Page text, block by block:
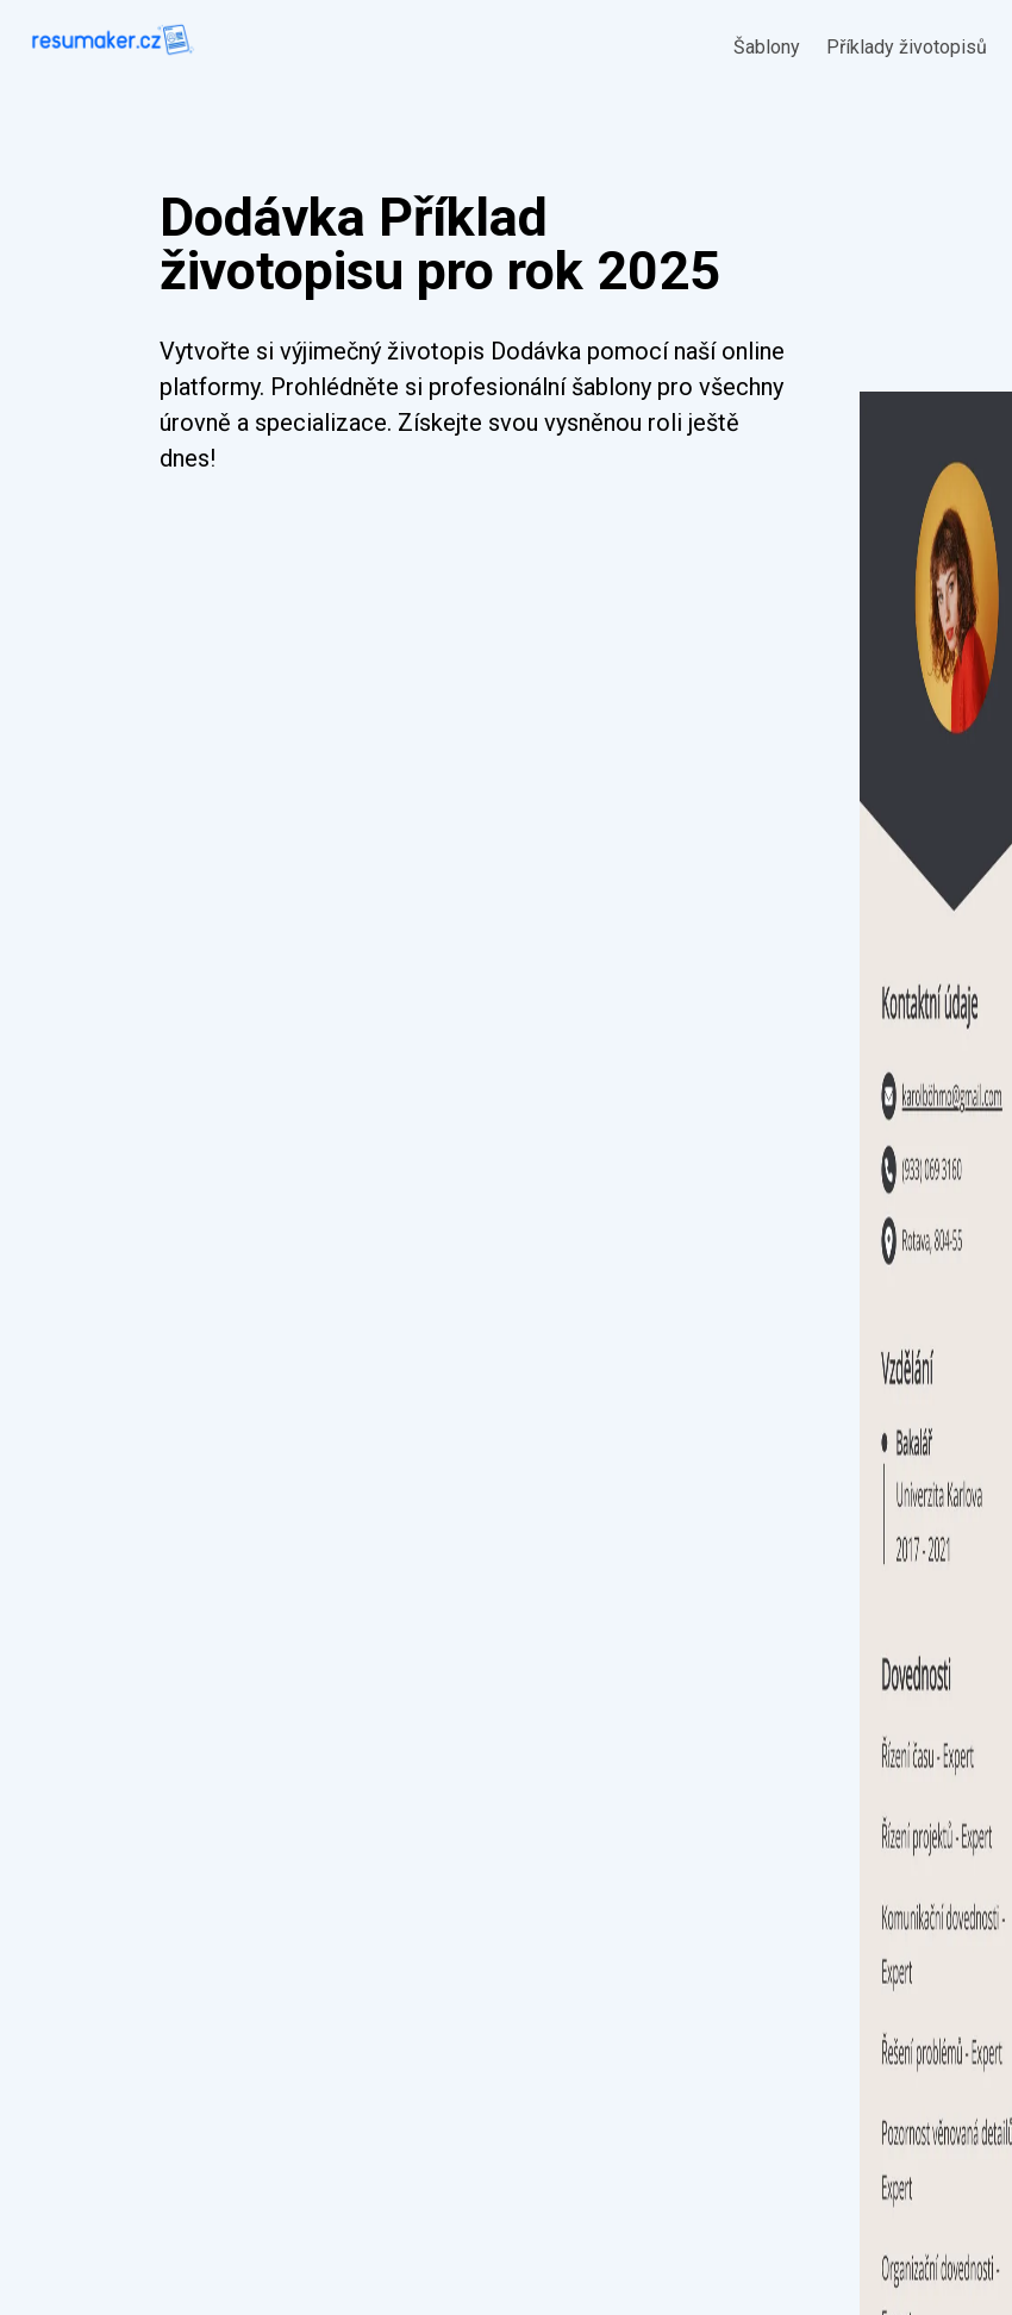
Šablony Příklady životopisů
Dodávka Příklad
životopisu pro rok 2025
Vytvořte si výjimečný životopis Dodávka pomocí naší online
platformy. Prohlédněte si profesionální šablony pro všechny
úrovně a specializace. Získejte svou vysněnou roli ještě
dnes!